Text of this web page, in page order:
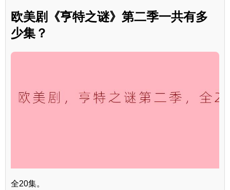
欧美剧《亨特之谜》第二季一共有多
少集？
全20集。